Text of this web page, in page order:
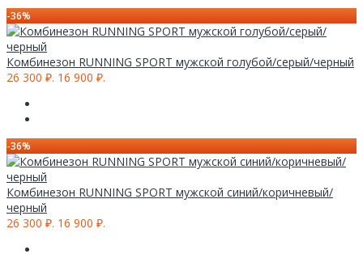
-36%
Комбинезон RUNNING SPORT мужской голубой/серый/черный
26 300 ₽. 16 900 ₽.
-36%
Комбинезон RUNNING SPORT мужской синий/коричневый/
черный
26 300 ₽. 16 900 ₽.